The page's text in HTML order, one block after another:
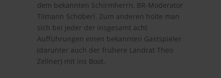
dem bekannten Schirmherrn, BR-Moderator
Tilmann Schöberl. Zum anderen holte man
sich bei jeder der insgesamt acht
Aufführungen einen bekannten Gastspieler
(darunter auch der frühere Landrat Theo
Zellner) mit ins Boot.